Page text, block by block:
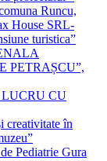
Runcu,
House SRL-
turistica”
PETRAȘCU”,
CU
creativitate în
Pediatrie Gura